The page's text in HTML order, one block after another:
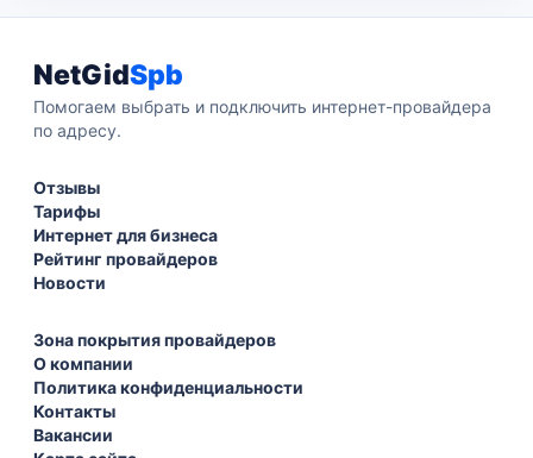
NetGidSpb
Помогаем выбрать и подключить интернет-провайдера
по адресу.
Отзывы
Тарифы
Интернет для бизнеса
Рейтинг провайдеров
Новости
Зона покрытия провайдеров
О компании
Политика конфиденциальности
Контакты
Вакансии